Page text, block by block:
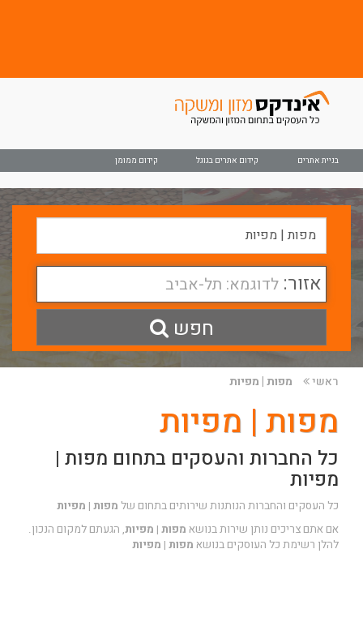
בניית אתרים קידום אתרים בגוגל קידום ממומן
אזור: לדוגמא: תל-אביב
חפש
ראשי מפות | מפיות
מפות | מפיות
כל החברות והעסקים בתחום מפות |
מפיות
כל העסקים והחברות הנותנות שירותים בתחום של מפות | מפיות
אם אתם צריכים נותן שירות בנושא מפות | מפיות, הגעתם למקום הנכון.
להלן רשימת כל העוסקים בנושא מפות | מפיות